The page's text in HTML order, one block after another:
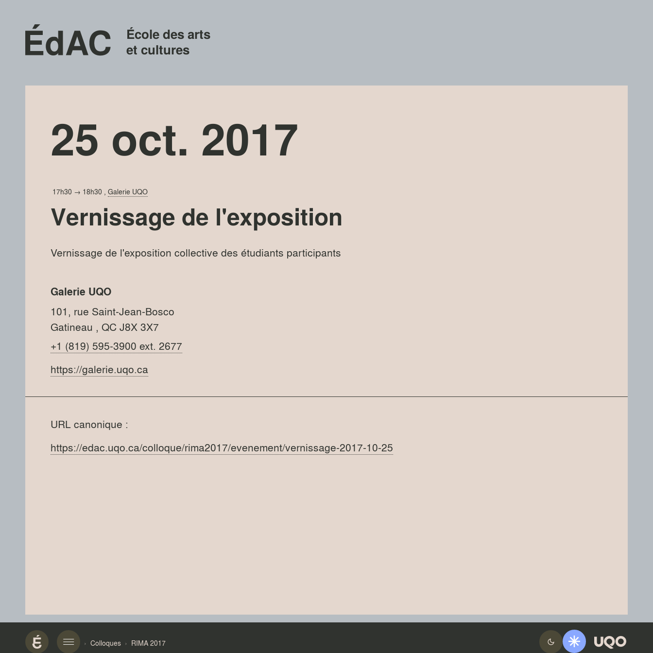
École des arts
et cultures
25 oct. 2017
17h30 → 18h30 , Galerie UQO
Vernissage de l'exposition
Vernissage de l'exposition collective des étudiants participants
Galerie UQO
101, rue Saint-Jean-Bosco
Gatineau , QC J8X 3X7
+1 (819) 595-3900 ext. 2677
https://galerie.uqo.ca
URL canonique :
https://edac.uqo.ca/colloque/rima2017/evenement/vernissage-2017-10-25
Colloques RIMA 2017